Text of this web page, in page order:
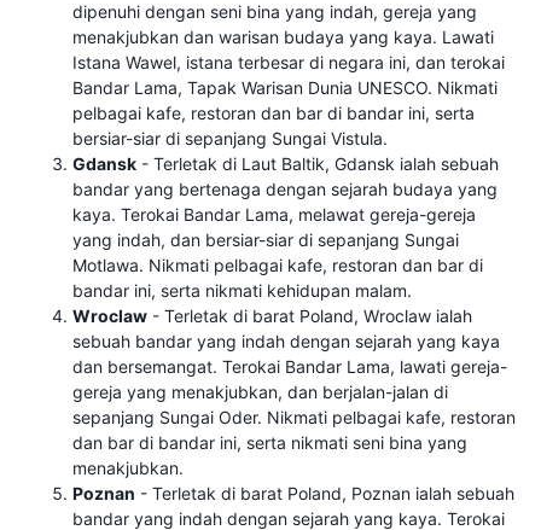
dipenuhi dengan seni bina yang indah, gereja yang
menakjubkan dan warisan budaya yang kaya. Lawati
Istana Wawel, istana terbesar di negara ini, dan terokai
Bandar Lama, Tapak Warisan Dunia UNESCO. Nikmati
pelbagai kafe, restoran dan bar di bandar ini, serta
bersiar-siar di sepanjang Sungai Vistula.
Gdansk - Terletak di Laut Baltik, Gdansk ialah sebuah
bandar yang bertenaga dengan sejarah budaya yang
kaya. Terokai Bandar Lama, melawat gereja-gereja
yang indah, dan bersiar-siar di sepanjang Sungai
Motlawa. Nikmati pelbagai kafe, restoran dan bar di
bandar ini, serta nikmati kehidupan malam.
Wroclaw - Terletak di barat Poland, Wroclaw ialah
sebuah bandar yang indah dengan sejarah yang kaya
dan bersemangat. Terokai Bandar Lama, lawati gereja-
gereja yang menakjubkan, dan berjalan-jalan di
sepanjang Sungai Oder. Nikmati pelbagai kafe, restoran
dan bar di bandar ini, serta nikmati seni bina yang
menakjubkan.
Poznan - Terletak di barat Poland, Poznan ialah sebuah
bandar yang indah dengan sejarah yang kaya. Terokai